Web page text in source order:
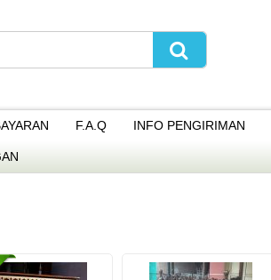
F.A.Q INFO PENGIRIMAN